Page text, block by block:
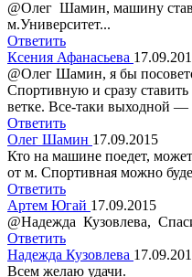
@Олег Шамин, машину
м.Университет...
Ответить
Ксения Афанасьева
@Олег Шамин, я бы
Спортивную и сразу
ветке. Все-таки выходной —
Ответить
Олег Шамин 17.09.2015
Кто на машине поедет, может
от м. Спортивная можно
Ответить
Артем Югай 17.09.2015
@Надежда Кузовлева,
Ответить
Надежда Кузовлева
Всем желаю удачи.